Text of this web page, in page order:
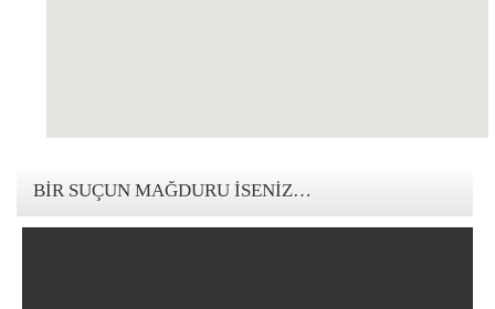
BIR SUÇUN MAĞDURU İSENIZ…